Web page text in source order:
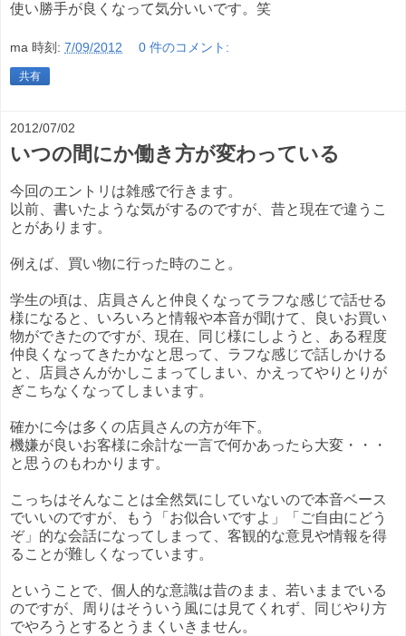
使い勝手が良くなって気分いいです。笑
ma 時刻: 7/09/2012 0 件のコメント:
共有
2012/07/02
いつの間にか働き方が変わっている
今回のエントリは雑感で行きます。
以前、書いたような気がするのですが、昔と現在で違うこ
とがあります。
例えば、買い物に行った時のこと。
学生の頃は、店員さんと仲良くなってラフな感じで話せる
様になると、いろいろと情報や本音が聞けて、良いお買い
物ができたのですが、現在、同じ様にしようと、ある程度
仲良くなってきたかなと思って、ラフな感じで話しかける
と、店員さんがかしこまってしまい、かえってやりとりが
ぎこちなくなってしまいます。
確かに今は多くの店員さんの方が年下。
機嫌が良いお客様に余計な一言で何かあったら大変・・・
と思うのもわかります。
こっちはそんなことは全然気にしていないので本音ベース
でいいのですが、もう「お似合いですよ」「ご自由にどう
ぞ」的な会話になってしまって、客観的な意見や情報を得
ることが難しくなっています。
ということで、個人的な意識は昔のまま、若いままでいる
のですが、周りはそういう風には見てくれず、同じやり方
でやろうとするとうまくいきません。